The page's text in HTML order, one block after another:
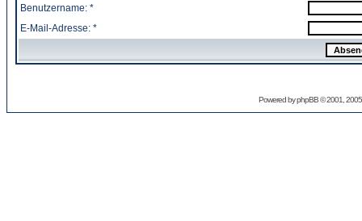
Benutzername: *
E-Mail-Adresse: *
Powered byphpBB© 2001,